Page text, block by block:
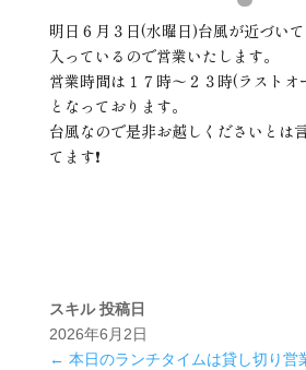
明日６月３日(水曜日)台風が近づい
入っているので営業いたします。
営業時間は１７時〜２３時(ラストオ
となっております。
台風なので是非お越しくださいとは
てます❗️
スキル 投稿日
2026年6月2日
← 本日のランチタイムは貸し切り営